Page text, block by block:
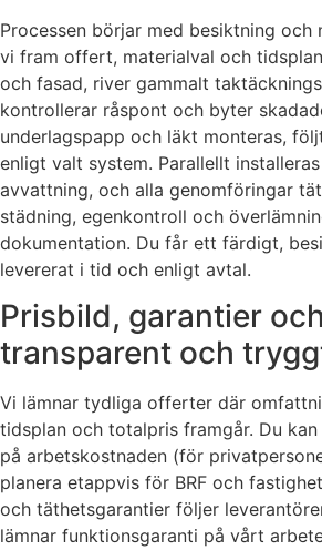
Processen börjar med besiktning och
vi fram offert, materialval och
och fasad, river gammalt
kontrollerar råspont och byter
underlagspapp och läkt monteras,
enligt valt system. Parallellt
avvattning, och alla genomföringar
städning, egenkontroll och
dokumentation. Du får ett färdigt,
levererat i tid och enligt avtal.
Prisbild, garantier
transparent och
Vi lämnar tydliga offerter där
tidsplan och totalpris framgår. Du
på arbetskostnaden (för
planera etappvis för BRF och
och täthetsgarantier följer
lämnar funktionsgaranti på vårt